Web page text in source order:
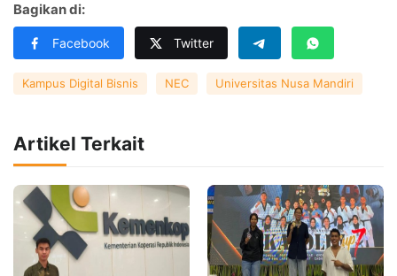
Bagikan di:
Facebook Twitter
Kampus Digital Bisnis NEC Universitas Nusa Mandiri
Artikel Terkait